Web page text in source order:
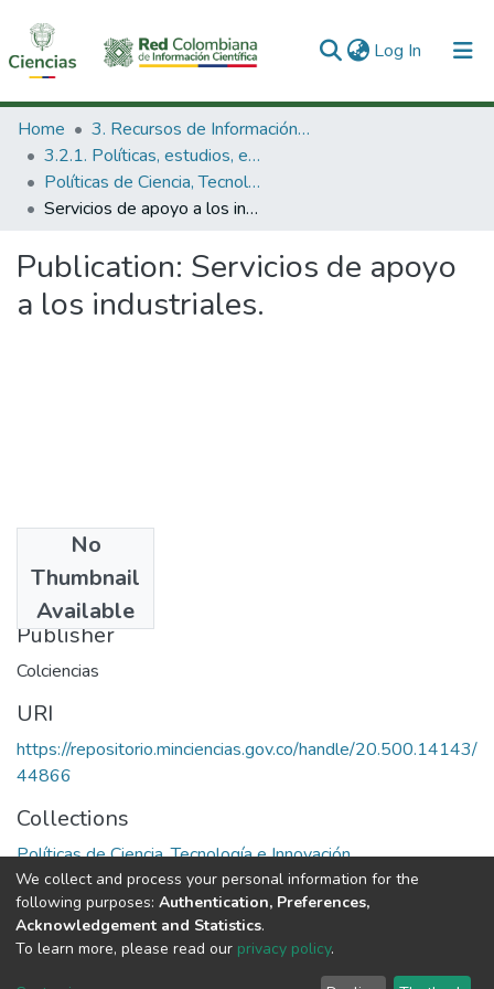
Log In (current)
Communities & Collections
All of DSpace
Statistics
Home
3. Recursos de Información Científica y Tecnológica
3.2.1. Políticas, estudios, evaluaciones e indicadores de CTeI
Políticas de Ciencia, Tecnología e Innovación
Servicios de apoyo a los industriales.
Publication: Servicios de apoyo
a los industriales.
No
Thumbnail
Available
1995
Publisher
Colciencias
URI
https://repositorio.minciencias.gov.co/handle/20.500.14143/
44866
Collections
Políticas de Ciencia, Tecnología e Innovación
Full item page
DSpace software copyright © 2002-2026
We collect and process your personal information for the
following purposes: Authentication, Preferences,
Acknowledgement and Statistics.
To learn more, please read our privacy policy.